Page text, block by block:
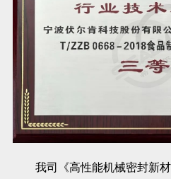
我司《高性能机械密封新材